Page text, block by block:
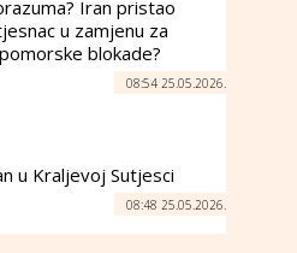
Iran pristao
u zamjenu za
blokade?
08:54 25.05.2026.
u Kraljevoj Sutjesci
08:48 25.05.2026.